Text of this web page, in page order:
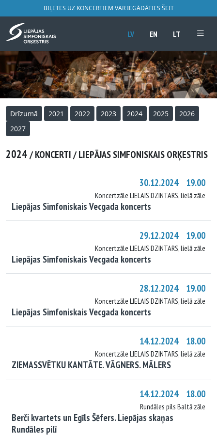
BIĻETES UZ KONCERTIEM VAR IEGĀDĀTIES ŠEIT
LV EN LT
Drīzumā 2021 2022 2023 2024 2025
2026
2027
2024/ KONCERTI / LIEPĀJAS SIMFONISKAIS ORĶESTRIS
30.12.2024 19.00
Koncertzāle LIELAIS DZINTARS, lielā zāle
Liepājas Simfoniskais Vecgada koncerts
29.12.2024 19.00
Koncertzāle LIELAIS DZINTARS, lielā zāle
Liepājas Simfoniskais Vecgada koncerts
28.12.2024 19.00
Koncertzāle LIELAIS DZINTARS, lielā zāle
Liepājas Simfoniskais Vecgada koncerts
14.12.2024 18.00
Koncertzāle LIELAIS DZINTARS, lielā zāle
ZIEMASSVĒTKU KANTĀTE. VĀGNERS. MĀLERS
14.12.2024 18.00
Rundāles pils Baltā zāle
Berči kvartets un Egīls Šēfers. Liepājas skaņas
Rundāles pilī